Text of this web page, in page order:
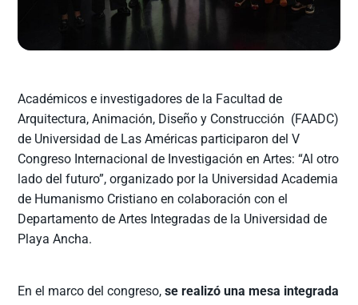
Académicos e investigadores de la Facultad de
Arquitectura, Animación, Diseño y Construcción (FAADC)
de Universidad de Las Américas participaron del V
Congreso Internacional de Investigación en Artes: “Al otro
lado del futuro”, organizado por la Universidad Academia
de Humanismo Cristiano en colaboración con el
Departamento de Artes Integradas de la Universidad de
Playa Ancha.
En el marco del congreso,se realizó una mesa integrada